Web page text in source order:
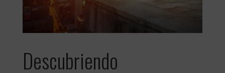
Descubriendo